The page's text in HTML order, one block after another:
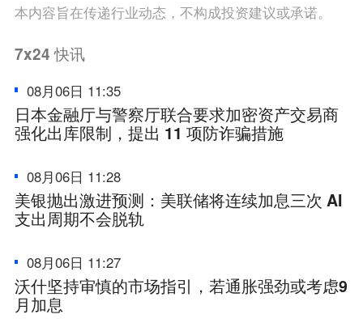
本内容旨在传递行业动态，不构成投资建议或承诺。
7x24快讯
08月06日 11:35
日本金融厅与警察厅联合要求加密资产交易商
强化出库限制，提出 11 项防诈骗措施
08月06日 11:28
美银抛出激进预测：美联储将连续加息三次 AI
支出周期不会脱轨
08月06日 11:27
沃什坚持审慎的市场指引，若通胀强劲或考虑9
月加息